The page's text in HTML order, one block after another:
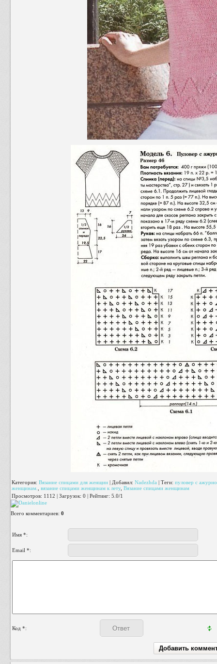
Категория: Вязание спицами для женщин | Добавил: Nadezhda | Теги: пуловер с
женщинам.
вязание спицами женщинам к лету, Вязание спицами женщинам
Просмотров: 1112 | Загрузок: 0 | Рейтинг: 5.0/1
Всего комментариев: 0
Имя *:
Email *:
Код *: